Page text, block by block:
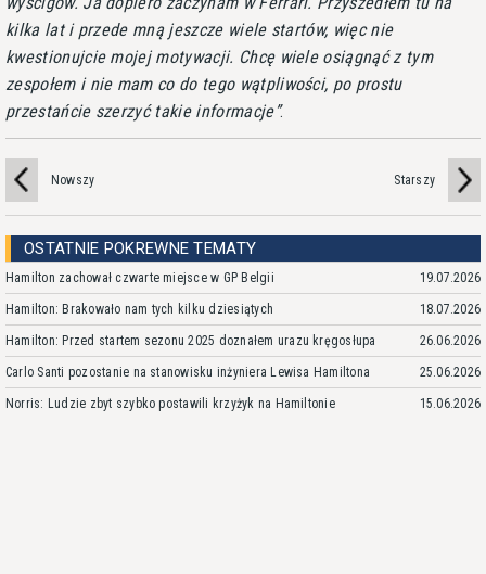
kilka lat i przede mną jeszcze wiele startów, więc nie
kwestionujcie mojej motywacji. Chcę wiele osiągnąć z tym
zespołem i nie mam co do tego wątpliwości, po prostu
przestańcie szerzyć takie informacje .
Nowszy Starszy
OSTATNIE POKREWNE TEMATY
Hamilton zachował czwarte miejsce w GP Belgii 19.07.2026
Hamilton: Brakowało nam tych kilku dziesiątych 18.07.2026
Hamilton: Przed startem sezonu 2025 doznałem urazu kręgosłupa 26.06.2026
Carlo Santi pozostanie na stanowisku inżyniera Lewisa Hamiltona 25.06.2026
Norris: Ludzie zbyt szybko postawili krzyżyk na Hamiltonie 15.06.2026